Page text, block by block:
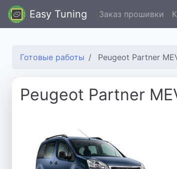
Easy Tuning Заказ прошивки
Готовые работы Peugeot Partner
Peugeot Partner